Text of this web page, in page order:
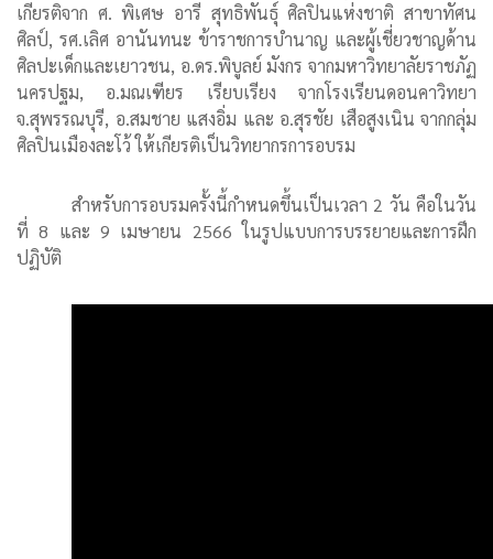
เกียรติจาก ศ. พิเศษ อารี สุทธิพันธุ์ ศิลปินแห่งชาติ สาขาทัศน
ศิลป์, รศ.เลิศ อานันทนะ ข้าราชการบำนาญ และผู้เชี่ยวชาญด้าน
ศิลปะเด็กและเยาวชน, อ.ดร.พิบูลย์ มังกร จากมหาวิทยาลัยราชภัฏ
นครปฐม, อ.มณเฑียร เรียบเรียง จากโรงเรียนดอนคาวิทยา
จ.สุพรรณบุรี, อ.สมชาย แสงอิ่ม และ อ.สุรชัย เสือสูงเนิน จากกลุ่ม
ศิลปินเมืองละโว้ ให้เกียรติเป็นวิทยากรการอบรม
สำหรับการอบรมครั้งนี้กำหนดขึ้นเป็นเวลา 2 วัน คือในวัน
ที่ 8 และ 9 เมษายน 2566 ในรูปแบบการบรรยายและการฝึก
ปฏิบัติ